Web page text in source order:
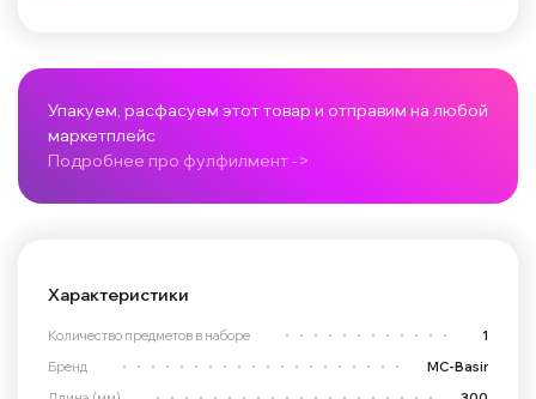
Упакуем, расфасуем этот товар и отправим на любой
маркетплейс
Подробнее про фулфилмент ->
Характеристики
Количество предметов в наборе
1
Бренд
MC-Basir